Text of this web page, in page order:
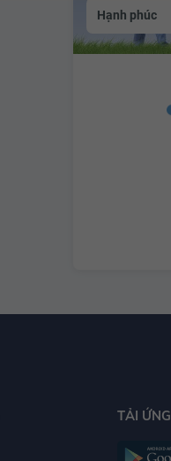
Hạnh phúc
TẢI